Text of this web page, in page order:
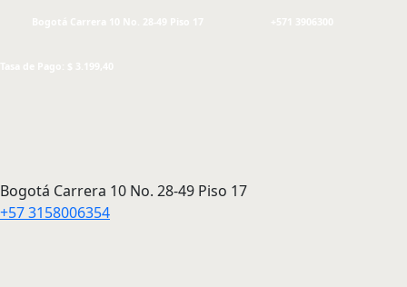
Bogotá Carrera 10 No. 28-49 Piso 17
+57 3158006354